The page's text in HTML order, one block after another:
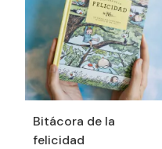
Bitácora de la
felicidad